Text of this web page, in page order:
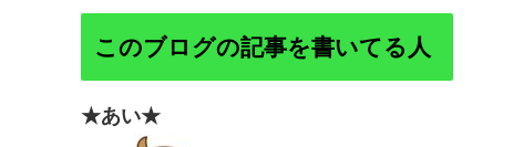
このブログの記事を書いてる人
★あい★